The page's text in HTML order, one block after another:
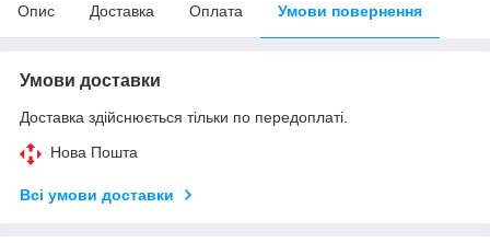
Опис Доставка Оплата Умови повернення
Умови доставки
Доставка здійснюється тільки по передоплаті.
Нова Пошта
Всі умови доставки